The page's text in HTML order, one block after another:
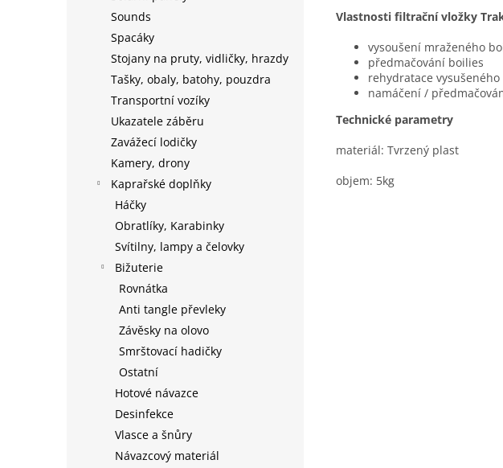
Sounds
Spacáky
Stojany na pruty, vidličky, hrazdy
Tašky, obaly, batohy, pouzdra
Transportní vozíky
Ukazatele záběru
Zavážecí lodičky
Kamery, drony
Kaprařské doplňky
Háčky
Obratlíky, Karabinky
Svítilny, lampy a čelovky
Bižuterie
Rovnátka
Anti tangle převleky
Závěsky na olovo
Smrštovací hadičky
Ostatní
Hotové návazce
Desinfekce
Vlasce a šnůry
Návazcový materiál
Vlastnosti filtrační vložky
vysoušení mraženého
předmačování boilies
rehydratace
namáčení /
Technické parametry
materiál: Tvrzený plast
objem: 5kg